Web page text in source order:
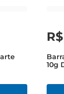
R$
10g